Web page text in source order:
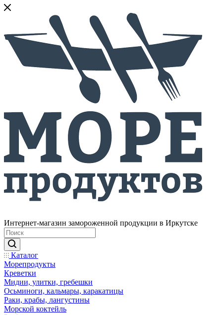
Интернет-магазин замороженной продукции в Иркутске
Каталог
Морепродукты
Креветки
Мидии, улитки, гребешки
Осьминоги, кальмары, каракатицы
Раки, крабы, лангустины
Морской коктейль